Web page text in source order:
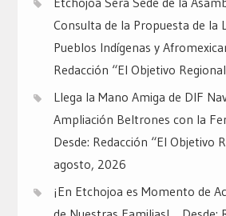
Consulta de la Propuesta de la
Pueblos Indígenas y
Redacción “El Objetivo
Llega la Mano Amiga de DIF
Ampliación Beltrones con la
Desde: Redacción “El Objetivo
agosto, 2026
¡En Etchojoa es Momento de